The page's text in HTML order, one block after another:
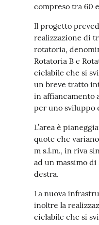
compreso tra 60
Il progetto
realizzazione di
rotatoria,
Rotatoria B e
ciclabile che si
un breve tratto
in affiancamento
per uno sviluppo
L’area è
quote che
m s.l.m., in riva
ad un massimo di
destra.
La nuova
inoltre la
ciclabile che si